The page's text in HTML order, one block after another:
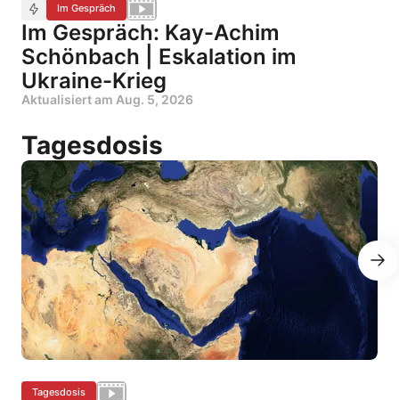
Im Gespräch
Im Gespräch: Kay-Achim
Schönbach | Eskalation im
Ukraine-Krieg
Aktualisiert am Aug. 5, 2026
Tagesdosis
Tagesdosis